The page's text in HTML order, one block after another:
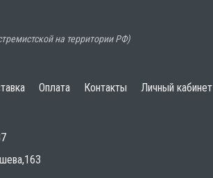
на территории РФ)
Оплата Контакты Личный кабинет